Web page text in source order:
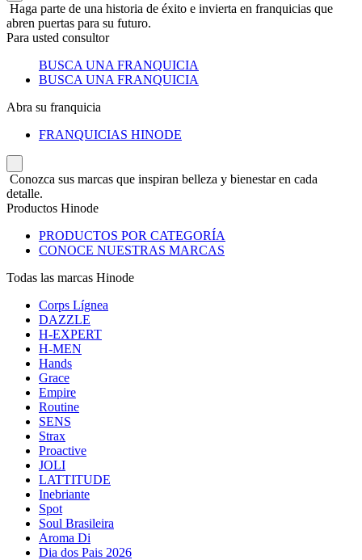
Haga parte de una historia de éxito e invierta en franquicias que
abren puertas para su futuro.
Para usted consultor
BUSCA UNA FRANQUICIA
BUSCA UNA FRANQUICIA
Abra su franquicia
FRANQUICIAS HINODE
Conozca sus marcas que inspiran belleza y bienestar en cada
detalle.
Productos Hinode
PRODUCTOS POR CATEGORÍA
CONOCE NUESTRAS MARCAS
Todas las marcas Hinode
Corps Lígnea
DAZZLE
H-EXPERT
H-MEN
Hands
Grace
Empire
Routine
SENS
Strax
Proactive
JOLI
LATTITUDE
Inebriante
Spot
Soul Brasileira
Aroma Di
Dia dos Pais 2026